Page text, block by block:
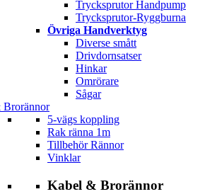
Trycksprutor Handpump
Trycksprutor-Ryggburna
Övriga Handverktyg
Diverse smått
Drivdornsatser
Hinkar
Omrörare
Sågar
5-vägs koppling
Rak ränna 1m
Tillbehör Rännor
Vinklar
Kabel & Brorännor